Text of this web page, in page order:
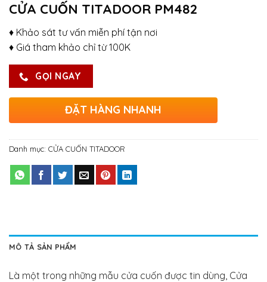
CỬA CUỐN TITADOOR PM482
♦ Khảo sát tư vấn miễn phí tận nơi
♦ Giá tham khảo chỉ từ 100K
GỌI NGAY
ĐẶT HÀNG NHANH
Danh mục: CỬA CUỐN TITADOOR
MÔ TẢ SẢN PHẨM
Là một trong những mẫu cửa cuốn được tin dùng, Cửa